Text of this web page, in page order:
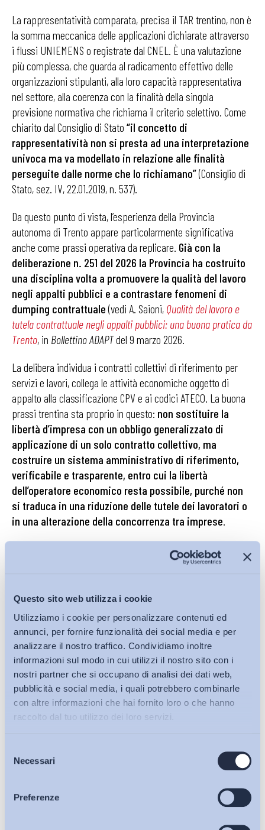
Questo sito web utilizza i cookie
Utilizziamo i cookie per personalizzare contenuti ed
annunci, per fornire funzionalità dei social media e per
analizzare il nostro traffico. Condividiamo inoltre
informazioni sul modo in cui utilizzi il nostro sito con i
nostri partner che si occupano di analisi dei dati web,
pubblicità e social media, i quali potrebbero combinarle
con altre informazioni che hai fornito loro o che hanno
raccolto dal tuo utilizzo dei loro servizi.
delNecessari
Preferenze
Bollettini ADAPT
Articoli
La rappresentatività comparata, precisa il TAR trentino, non è
la somma meccanica delle applicazioni dichiarate attraverso
i flussi UNIEMENS o registrate dal CNEL. È una valutazione
più complessa, che guarda al radicamento effettivo delle
organizzazioni stipulanti, alla loro capacità rappresentativa
nel settore, alla coerenza con la finalità della singola
previsione normativa che richiama il criterio selettivo. Come
chiarito dal Consiglio di Stato “il concetto di
rappresentatività non si presta ad una interpretazione
univoca ma va modellato in relazione alle finalità
perseguite dalle norme che lo richiamano”(Consiglio di
Stato, sez. IV, 22.01.2019, n. 537).
Da questo punto di vista, l’esperienza della Provincia
autonoma di Trento appare particolarmente significativa
anche come prassi operativa da replicare. Già con la
deliberazione n. 251 del 2026 la Provincia ha costruito
una disciplina volta a promuovere la qualità del lavoro
negli appalti pubblici e a contrastare fenomeni di
dumping contrattuale(vedi A. Saioni, Qualità del lavoro e
tutela contrattuale negli appalti pubblici: una buona pratica da
Trento, in Bollettino ADAPTdel 9 marzo 2026.
La delibera individua i contratti collettivi di riferimento per
servizi e lavori, collega le attività economiche oggetto di
appalto alla classificazione CPV e ai codici ATECO. La buona
prassi trentina sta proprio in questo: non sostituire la
libertà d’impresa con un obbligo generalizzato di
applicazione di un solo contratto collettivo, ma
costruire un sistema amministrativo di riferimento,
verificabile e trasparente, entro cui la libertà
dell’operatore economico resta possibile, purché non
si traduca in una riduzione delle tutele dei lavoratori o
in una alterazione della concorrenza tra imprese.
Le due sentenze del TAR di Trento in commento rafforzano
questo impianto amministrativo sul presupposto che,
economico e di promozione della qualità del lavoro
selettiva:l’accesso a benefici pubblici o la
partecipazione a un mercato regolato dalla spesa
pubblica può cioè essere legittimamente collegato al
rispetto di contratti collettivi stipulati da
organizzazioni effettivamente rappresentative e
idonei a garantire trattamenti adeguati . Il parallelismo
con il Codice dei contratti pubblici è evidente. Anche
privato, ma come parametro pubblico di tutela del lavoro e di
ordinato funzionamento del mercato.
Le sentenze del Tar di Trento non chiudono certo il dibattito
sulla rappresentatività ma aiutano a collocarlo sul terreno
Il problema (almeno per chi non ritenga utile